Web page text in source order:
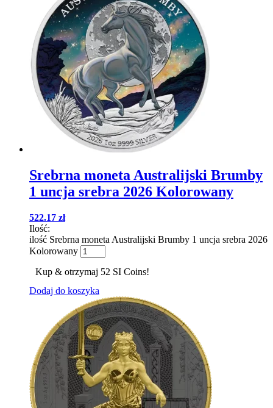
Srebrna moneta Australijski Brumby
1 uncja srebra 2026 Kolorowany
522.17 zł
Ilość:
ilość Srebrna moneta Australijski Brumby 1 uncja srebra 2026
Kolorowany
Kup & otrzymaj 52 SI Coins!
Dodaj do koszyka